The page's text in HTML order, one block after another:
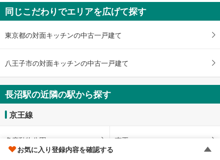
八王子市北野台1丁目
3,400万円
未定
建物面積 -
同じこだわりでエリアを広げて探す
東京都の対面キッチンの中古一戸建て
八王子市の対面キッチンの中古一戸建て
長沼駅の近隣の駅から探す
京王線
多摩動物公園
南平
お気に入り登録内容を確認する